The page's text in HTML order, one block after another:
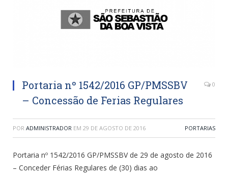
Portaria nº 1542/2016 GP/PMSSBV
– Concessão de Ferias Regulares
0
POR ADMINISTRADOR EM 29 DE AGOSTO DE 2016 PORTARIAS
Portaria nº 1542/2016 GP/PMSSBV de 29 de agosto de 2016
– Conceder Férias Regulares de (30) dias ao